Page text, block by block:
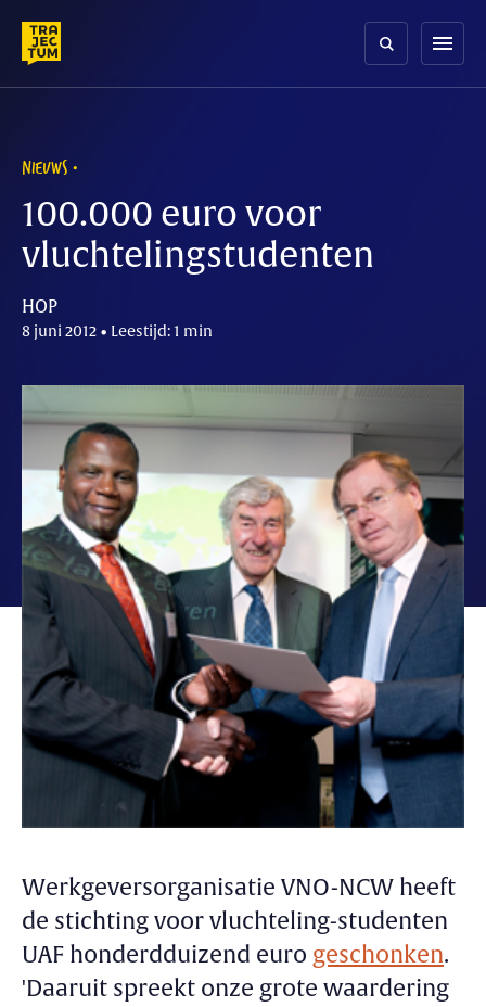
content
menu
NIEUWS
100.000 euro voor
vluchtelingstudenten
HOP
8 juni 2012 • Leestijd: 1 min
Werkgeversorganisatie VNO-NCW heeft
de stichting voor vluchteling-studenten
UAF honderdduizend euro geschonken.
'Daaruit spreekt onze grote waardering